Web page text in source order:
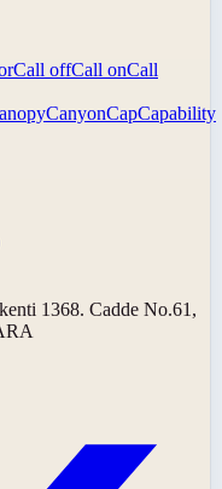
Call offCall onCall
CanyonCapCapability
1368. Cadde No.61,